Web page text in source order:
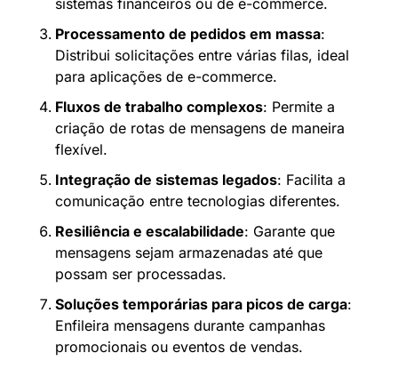
Processamento de pedidos em massa:
Distribui solicitações entre várias filas, ideal
para aplicações de e-commerce.
Fluxos de trabalho complexos: Permite a
criação de rotas de mensagens de maneira
flexível.
Integração de sistemas legados: Facilita a
comunicação entre tecnologias diferentes.
Resiliência e escalabilidade: Garante que
mensagens sejam armazenadas até que
possam ser processadas.
Soluções temporárias para picos de carga:
Enfileira mensagens durante campanhas
promocionais ou eventos de vendas.